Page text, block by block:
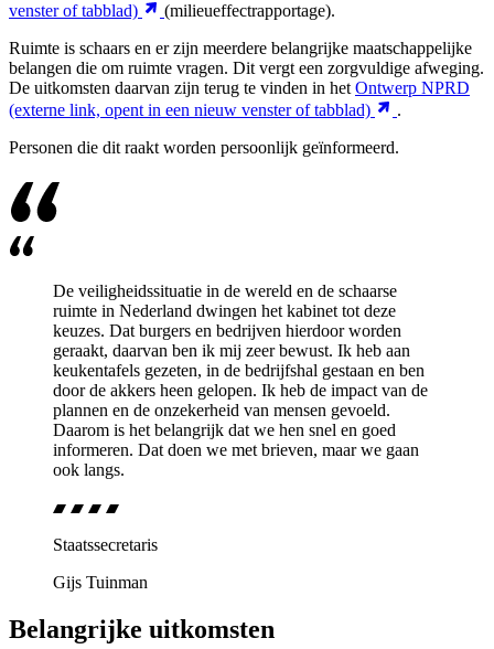
venster of tabblad)
(milieueffectrapportage).
Ruimte is schaars en er zijn meerdere belangrijke maatschappelijke
belangen die om ruimte vragen. Dit vergt een zorgvuldige afweging.
De uitkomsten daarvan zijn terug te vinden in het Ontwerp NPRD
(externe link, opent in een nieuw venster of tabblad)
.
Personen die dit raakt worden persoonlijk geïnformeerd.
De veiligheidssituatie in de wereld en de schaarse
ruimte in Nederland dwingen het kabinet tot deze
keuzes. Dat burgers en bedrijven hierdoor worden
geraakt, daarvan ben ik mij zeer bewust. Ik heb aan
keukentafels gezeten, in de bedrijfshal gestaan en ben
door de akkers heen gelopen. Ik heb de impact van de
plannen en de onzekerheid van mensen gevoeld.
Daarom is het belangrijk dat we hen snel en goed
informeren. Dat doen we met brieven, maar we gaan
ook langs.
Staatssecretaris
Gijs Tuinman
Belangrijke uitkomsten